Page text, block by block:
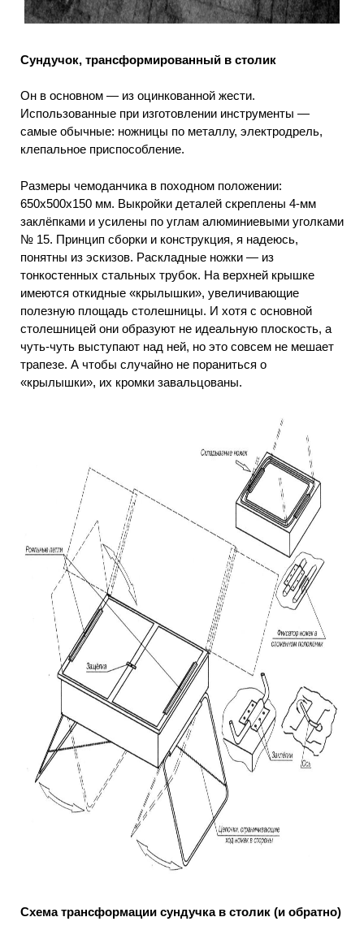
Сундучок, трансформированный в столик
Он в основном — из оцинкованной жести.
Использованные при изготовлении инструменты —
самые обычные: ножницы по металлу, электродрель,
клепальное приспособление.
Размеры чемоданчика в походном положении:
650x500x150 мм. Выкройки деталей скреплены 4-мм
заклёпками и усилены по углам алюминиевыми уголками
№ 15. Принцип сборки и конструкция, я надеюсь,
понятны из эскизов. Раскладные ножки — из
тонкостенных стальных трубок. На верхней крышке
имеются откидные «крылышки», увеличивающие
полезную площадь столешницы. И хотя с основной
столешницей они образуют не идеальную плоскость, а
чуть-чуть выступают над ней, но это совсем не мешает
трапезе. А чтобы случайно не пораниться о
«крылышки», их кромки завальцованы.
Схема трансформации сундучка в столик (и обратно)